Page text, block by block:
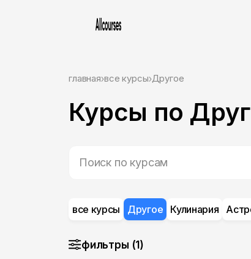
главная все курсы Другое
Курсы по
все курсы Другое Кулинария
фильтры (1)